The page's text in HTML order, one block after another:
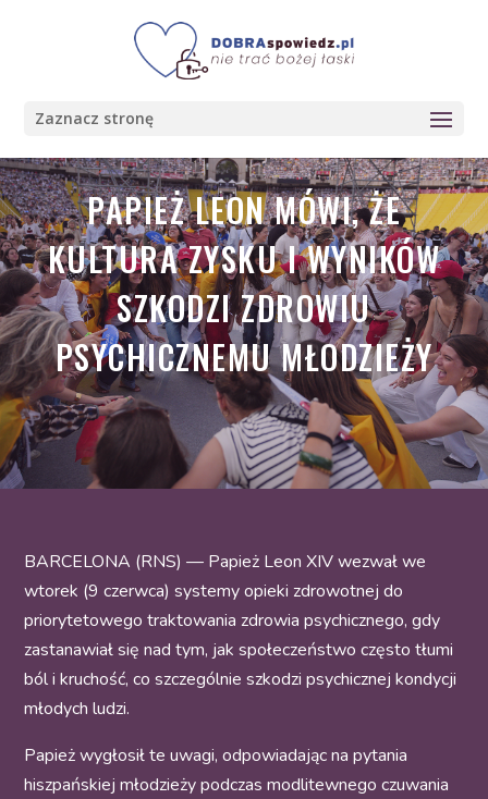
Zaznacz stronę
PAPIEŻ LEON MÓWI, ŻE
KULTURA ZYSKU I WYNIKÓW
SZKODZI ZDROWIU
PSYCHICZNEMU MŁODZIEŻY
BARCELONA (RNS) — Papież Leon XIV wezwał we
wtorek (9 czerwca) systemy opieki zdrowotnej do
priorytetowego traktowania zdrowia psychicznego, gdy
zastanawiał się nad tym, jak społeczeństwo często tłumi
ból i kruchość, co szczególnie szkodzi psychicznej kondycji
młodych ludzi.
Papież wygłosił te uwagi, odpowiadając na pytania
hiszpańskiej młodzieży podczas modlitewnego czuwania